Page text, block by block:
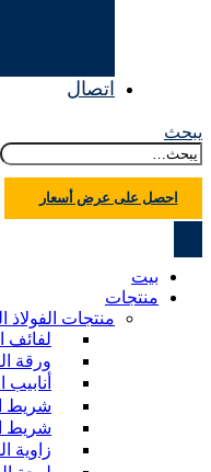
اتصال
يبحث
احصل على عرض أسعار
بيت
منتجات
منتجات الفولاذ
لفائف
ورقة
أنابيب
شريط
شريط
زاوية